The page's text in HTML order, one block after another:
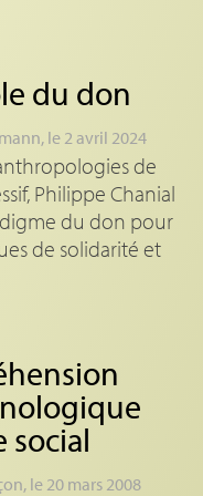
du don
, le 2 avril 2024
de
Philippe Chanial
du don pour
de solidarité et
social
, le 20 mars 2008